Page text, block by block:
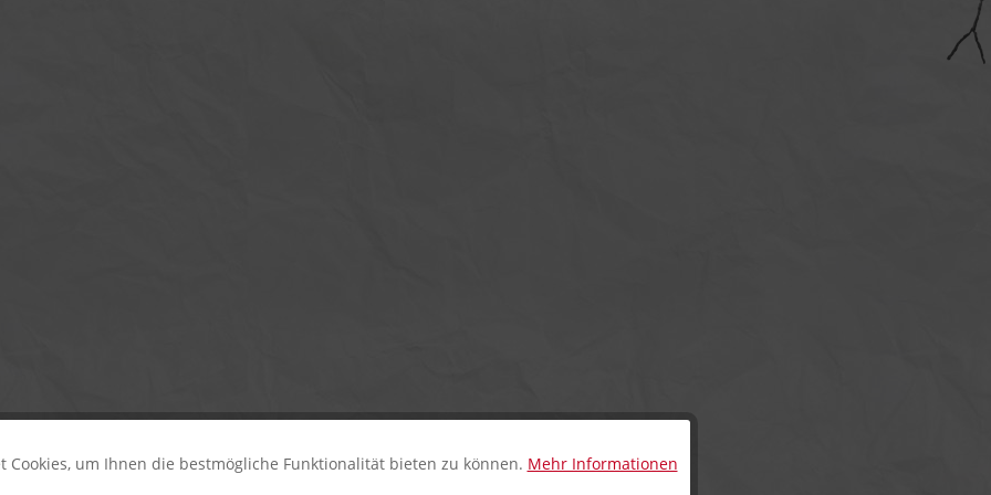
Aktiv
Cookies, um Ihnen die bestmögliche Funktionalität bieten zu können. Mehr Informationen